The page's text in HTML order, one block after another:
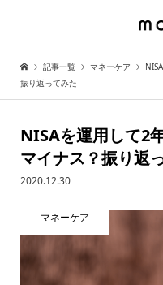
記事一覧 マネーケア
振り返ってみた
NISAを運用して2
マイナス？振り返
2020.12.30
マネーケア